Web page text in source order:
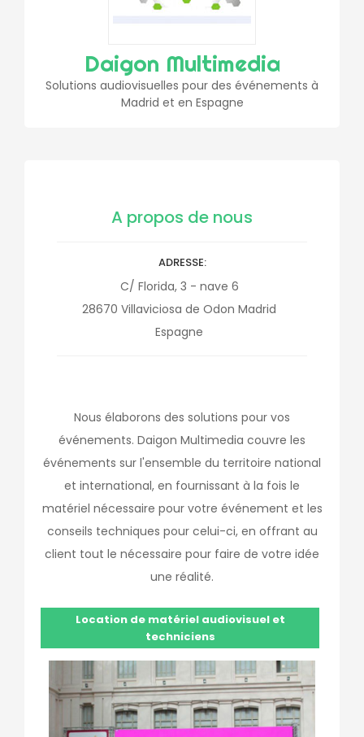
Daigon Multimedia
Solutions audiovisuelles pour des événements à
Madrid et en Espagne
A propos de nous
ADRESSE
C/ Florida, 3 - nave 6
28670 Villaviciosa de Odon Madrid
Espagne
Nous élaborons des solutions pour vos
événements. Daigon Multimedia couvre les
événements sur l'ensemble du territoire national
et international, en fournissant à la fois le
matériel nécessaire pour votre événement et les
conseils techniques pour celui-ci, en offrant au
client tout le nécessaire pour faire de votre idée
une réalité.
Location de matériel audiovisuel et
techniciens